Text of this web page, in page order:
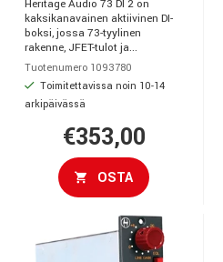
Heritage Audio 73 DI 2 on
kaksikanavainen aktiivinen DI-
boksi, jossa 73-tyylinen
rakenne, JFET-tulot ja...
Tuotenumero 1093780
Toimitettavissa noin 10-14
arkipäivässä
€353,00
OSTA